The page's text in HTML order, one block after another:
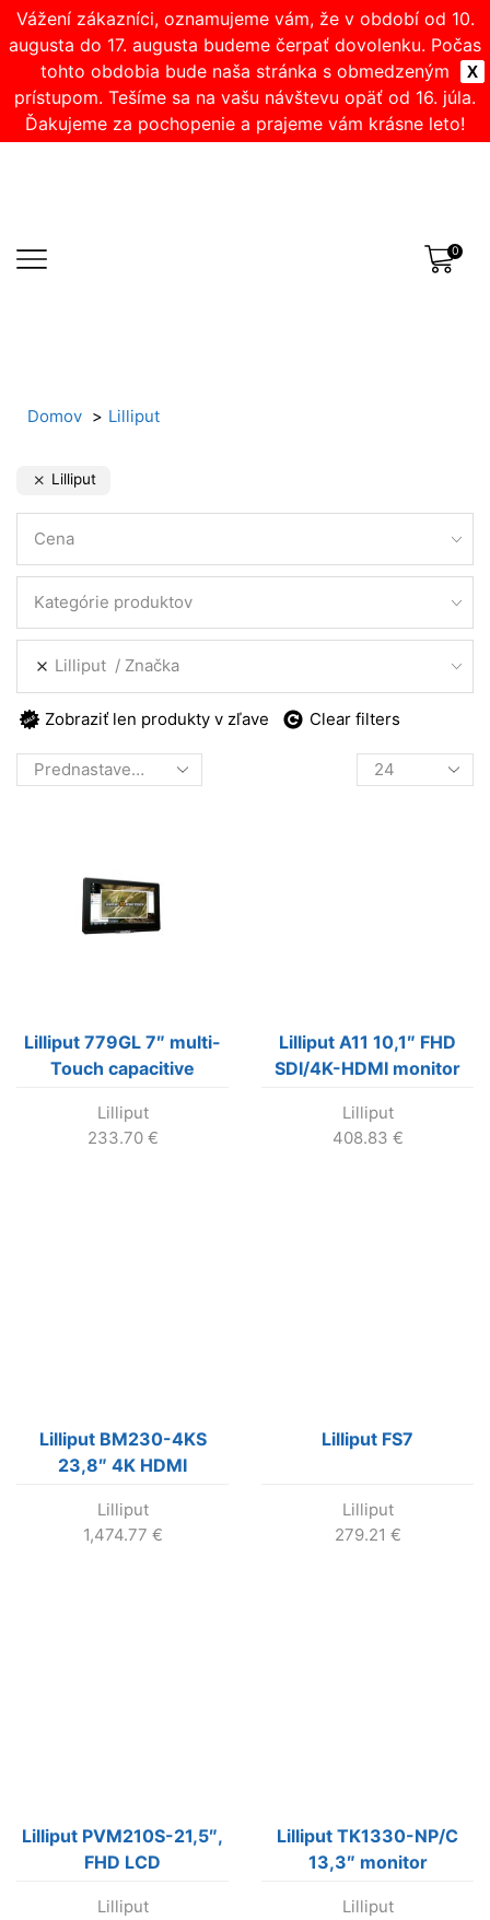
X
Vážení zákazníci, oznamujeme vám, že v období od 10.
augusta do 17. augusta budeme čerpať dovolenku. Počas
tohto obdobia bude naša stránka s obmedzeným
prístupom. Tešíme sa na vašu návštevu opäť od 16. júla.
Ďakujeme za pochopenie a prajeme vám krásne leto!
0
Domov Lilliput
Lilliput
Cena
Kategórie produktov
Lilliput Značka
Zobraziť len produkty v zľave Clear filters
Products
per
Lilliput 779GL 7″ multi-
Touch capacitive
between 7V -24V
Lilliput
233.70 €
Lilliput A11 10,1″ FHD
SDI/4K-HDMI monitor
Lilliput
408.83 €
Lilliput BM230-4KS
23,8″ 4K HDMI
HDR a 3D-LUT
Lilliput
1,474.77 €
Lilliput FS7
Lilliput
279.21 €
Lilliput PVM210S-21,5″,
FHD LCD
Lilliput
Lilliput TK1330-NP/C
13,3″ monitor
Lilliput